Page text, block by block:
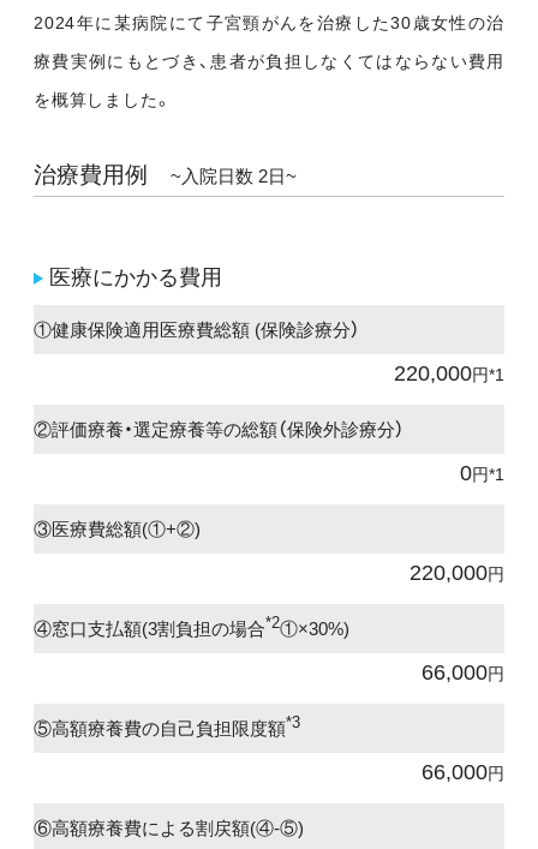
2024年に某病院にて子宮頸がんを治療した30歳女性の治
療費実例にもとづき、患者が負担しなくてはならない費用
を概算しました。
治療費用例 ~入院日数 2日~
医療にかかる費用
①健康保険適用医療費総額 (保険診療分）
220,000円*1
②評価療養・選定療養等の総額（保険外診療分）
0円*1
③医療費総額(①+②)
220,000円
④窓口支払額(3割負担の場合*2①×30%)
66,000円
⑤高額療養費の自己負担限度額*3
66,000円
⑥高額療養費による割戻額(④-⑤)